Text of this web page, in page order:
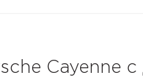
Cayenne с